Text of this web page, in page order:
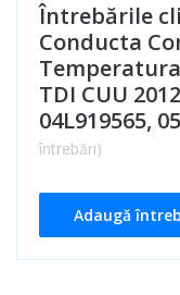
Întrebările
Conducta
TDI CUU
04L919565,
întrebări)
Adaugă